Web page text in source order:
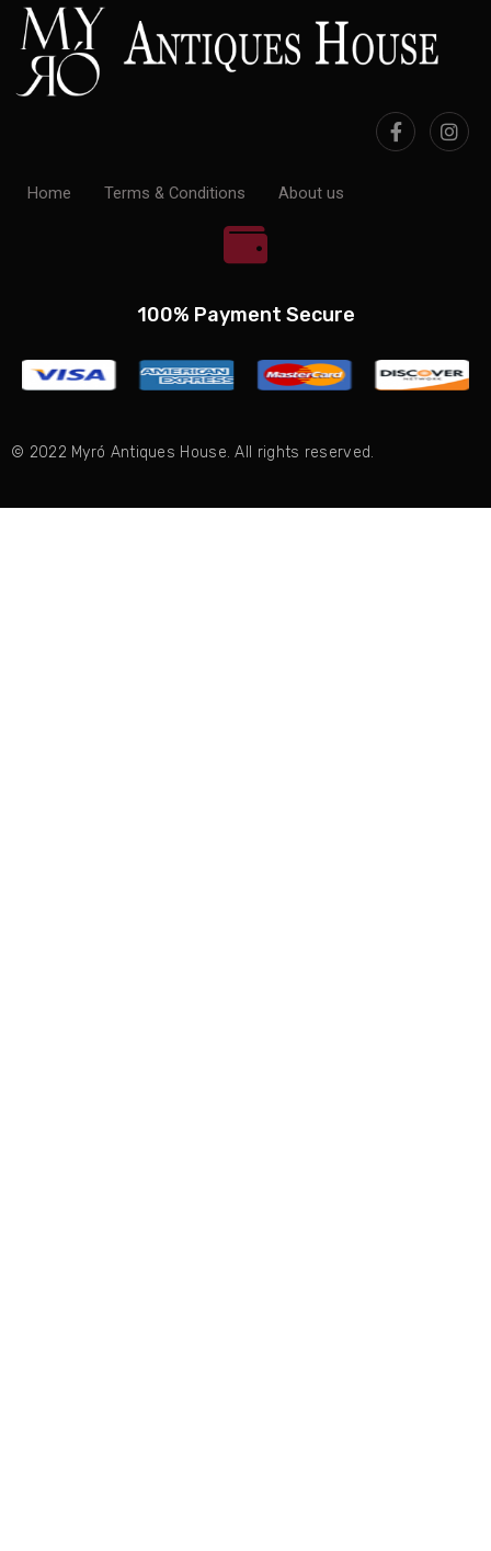
Home Terms & Conditions About us
100% Payment Secure
© 2022 Myró Antiques House. All rights reserved.